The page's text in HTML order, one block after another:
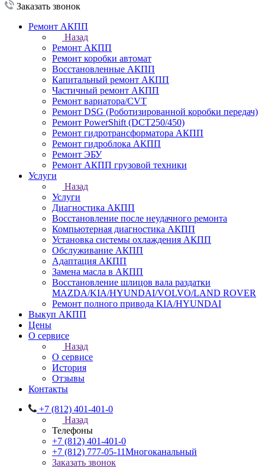
Заказать звонок
Ремонт АКПП
Назад
Ремонт АКПП
Ремонт коробки автомат
Восстановленные АКПП
Капитальный ремонт АКПП
Частичный ремонт АКПП
Ремонт вариатора/CVT
Ремонт DSG (Роботизированной коробки передач)
Ремонт PowerShift (DCT250/450)
Ремонт гидротрансформатора АКПП
Ремонт гидроблока АКПП
Ремонт ЭБУ
Ремонт АКПП грузовой техники
Услуги
Назад
Услуги
Диагностика АКПП
Восстановление после неудачного ремонта
Компьютерная диагностика АКПП
Установка системы охлаждения АКПП
Обслуживание АКПП
Адаптация АКПП
Замена масла в АКПП
Восстановление шлицов вала раздатки
MAZDA/KIA/HYUNDAI/VOLVO/LAND ROVER
Ремонт полного привода KIA/HYUNDAI
Выкуп АКПП
Цены
О сервисе
Назад
О сервисе
История
Отзывы
Контакты
+7 (812) 401-401-0
Назад
Телефоны
+7 (812) 401-401-0
+7 (812) 777-05-11Многоканальный
Заказать звонок